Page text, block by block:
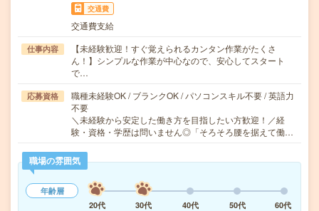
交通費
交通費支給
仕事内容
【未経験歓迎！すぐ覚えられるカンタン作業がたくさ
ん！】シンプルな作業が中心なので、安心してスタート
で…
応募資格
職種未経験OK / ブランクOK / パソコンスキル不要 / 英語力
不要
＼未経験から安定した働き方を目指したい方歓迎！／経
験・資格・学歴は問いません◎「そろそろ腰を据えて働…
職場の雰囲気
年齢層
20代
30代 40代 50代 60代